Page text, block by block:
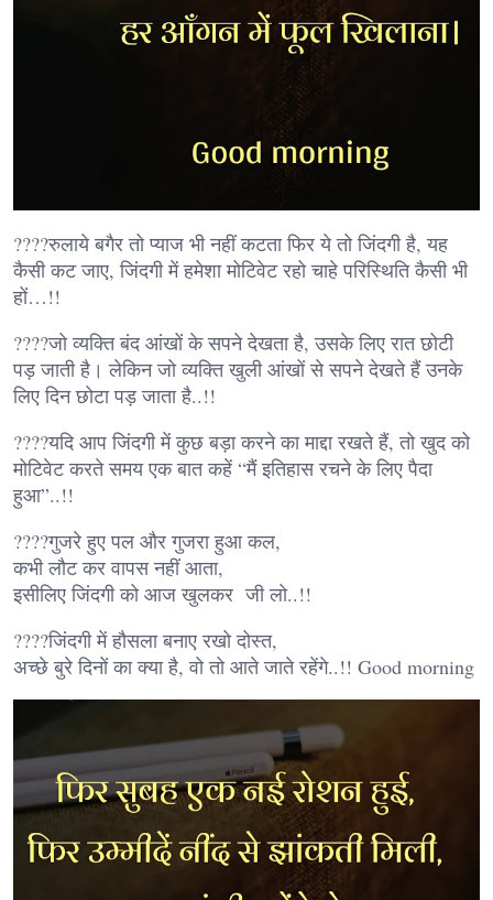
????रुलाये बगैर तो प्याज भी नहीं कटता फिर ये तो जिंदगी है, यह
कैसी कट जाए, जिंदगी में हमेशा मोटिवेट रहो चाहे परिस्थिति कैसी भी
हों…!!
????जो व्यक्ति बंद आंखों के सपने देखता है, उसके लिए रात छोटी
पड़ जाती है। लेकिन जो व्यक्ति खुली आंखों से सपने देखते हैं उनके
लिए दिन छोटा पड़ जाता है..!!
????यदि आप जिंदगी में कुछ बड़ा करने का माद्दा रखते हैं, तो खुद को
मोटिवेट करते समय एक बात कहें “मैं इतिहास रचने के लिए पैदा
हुआ”..!!
????गुजरे हुए पल और गुजरा हुआ कल,
कभी लौट कर वापस नहीं आता,
इसीलिए जिंदगी को आज खुलकर जी लो..!!
????जिंदगी में हौसला बनाए रखो दोस्त,
अच्छे बुरे दिनों का क्या है, वो तो आते जाते रहेंगे..!! Good morning